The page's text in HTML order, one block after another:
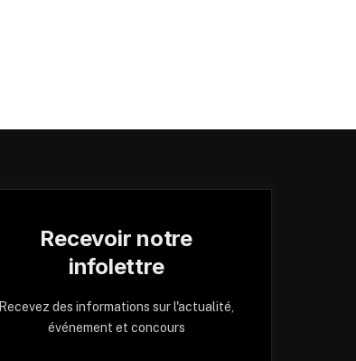
Recevoir notre
infolettre
Recevez des informations sur l'actualité,
événement et concours